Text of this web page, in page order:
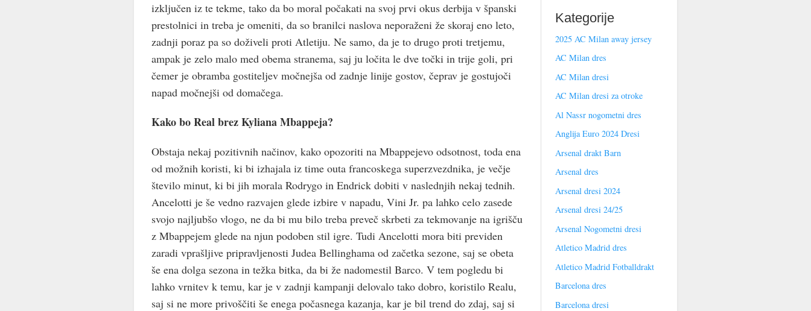
izključen iz te tekme, tako da bo moral počakati na svoj prvi okus derbija v španski
prestolnici in treba je omeniti, da so branilci naslova neporaženi že skoraj eno leto,
zadnji poraz pa so doživeli proti Atletiju. Ne samo, da je to drugo proti tretjemu,
ampak je zelo malo med obema stranema, saj ju ločita le dve točki in trije goli, pri
čemer je obramba gostiteljev močnejša od zadnje linije gostov, čeprav je gostujoči
napad močnejši od domačega.
Kako bo Real brez Kyliana Mbappeja?
Obstaja nekaj pozitivnih načinov, kako opozoriti na Mbappejevo odsotnost, toda ena
od možnih koristi, ki bi izhajala iz time outa francoskega superzvezdnika, je večje
število minut, ki bi jih morala Rodrygo in Endrick dobiti v naslednjih nekaj tednih.
Ancelotti je še vedno razvajen glede izbire v napadu, Vini Jr. pa lahko celo zasede
svojo najljubšo vlogo, ne da bi mu bilo treba preveč skrbeti za tekmovanje na igrišču
z Mbappejem glede na njun podoben stil igre. Tudi Ancelotti mora biti previden
zaradi vprašljive pripravljenosti Judea Bellinghama od začetka sezone, saj se obeta
še ena dolga sezona in težka bitka, da bi že nadomestil Barco. V tem pogledu bi
lahko vrnitev k temu, kar je v zadnji kampanji delovalo tako dobro, koristilo Realu,
saj si ne more privoščiti še enega počasnega kazanja, kar je bil trend do zdaj, saj si
Kategorije
2025 AC Milan away jersey
AC Milan dres
AC Milan dresi
AC Milan dresi za otroke
Al Nassr nogometni dres
Anglija Euro 2024 Dresi
Arsenal drakt Barn
Arsenal dres
Arsenal dresi 2024
Arsenal dresi 24/25
Arsenal Nogometni dresi
Atletico Madrid dres
Atletico Madrid Fotballdrakt
Barcelona dres
Barcelona dresi